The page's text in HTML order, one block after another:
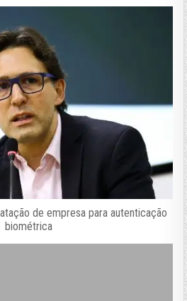
de empresa para autenticação
biométrica